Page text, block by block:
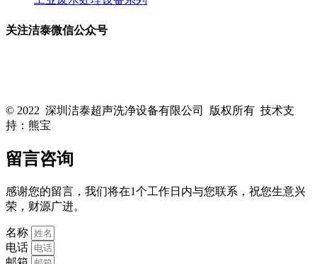
关注洁泰微信公众号
© 2022 深圳洁泰超声洗净设备有限公司 版权所有 技术支
持：熊宝
留言咨询
感谢您的留言，我们将在1个工作日内与您联系，祝您生意兴
荣，财源广进。
名称
电话